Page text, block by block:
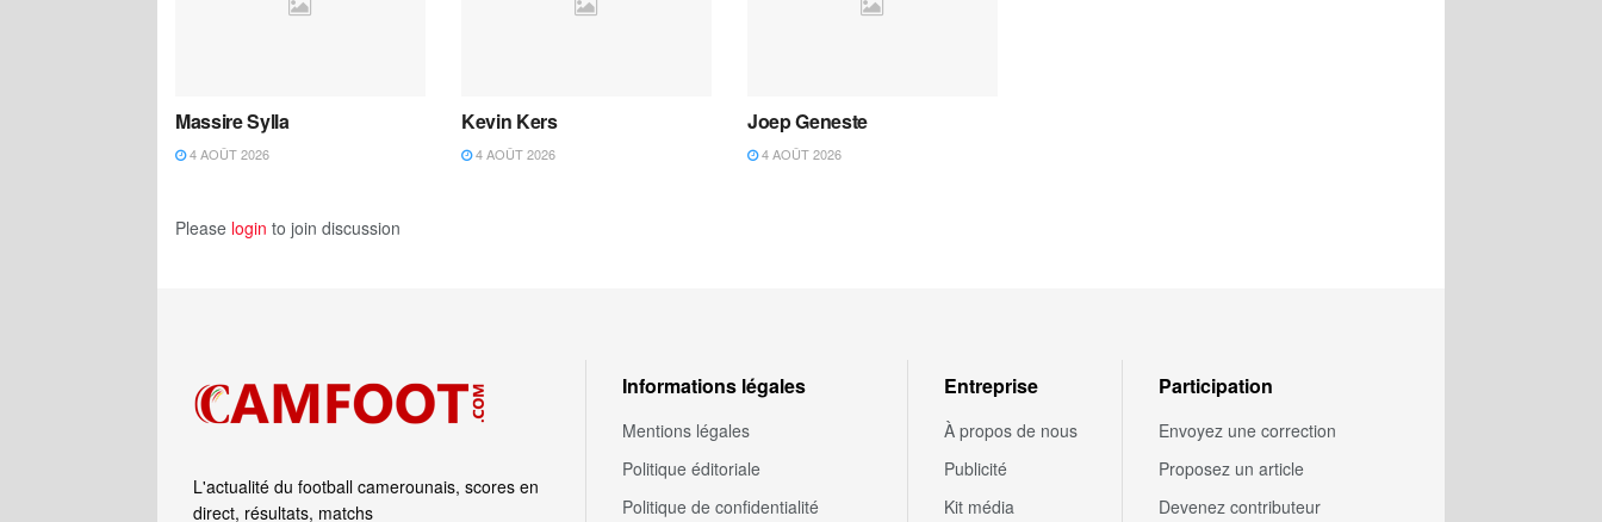
Massire Sylla
4 AOÛT 2026
Kevin Kers
4 AOÛT 2026
Joep Geneste
4 AOÛT 2026
Please login to join discussion
L'actualité du football camerounais, scores en
direct, résultats, matchs
Informations légales
Mentions légales
Politique éditoriale
Politique de confidentialité
Entreprise
À propos de nous
Publicité
Kit média
Participation
Envoyez une correction
Proposez un article
Devenez contributeur